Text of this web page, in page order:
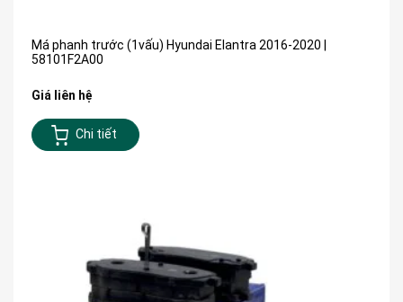
Má phanh trước (1vấu) Hyundai Elantra 2016-2020 |
58101F2A00
Giá liên hệ
Chi tiết